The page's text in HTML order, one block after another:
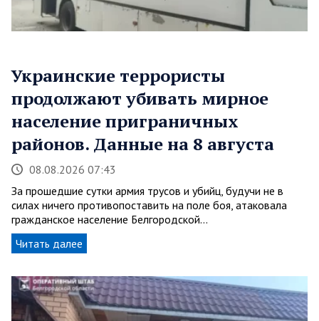
Украинские террористы
продолжают убивать мирное
население приграничных
районов. Данные на 8 августа
08.08.2026 07:43
За прошедшие сутки армия трусов и убийц, будучи не в
силах ничего противопоставить на поле боя, атаковала
гражданское население Белгородской…
Читать далее